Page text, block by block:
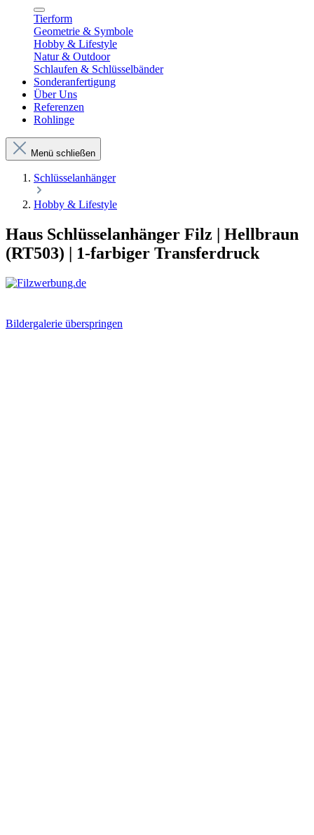
Tierform
Geometrie & Symbole
Hobby & Lifestyle
Natur & Outdoor
Schlaufen & Schlüsselbänder
Sonderanfertigung
Über Uns
Referenzen
Rohlinge
Menü schließen
Schlüsselanhänger
Hobby & Lifestyle
Haus Schlüsselanhänger Filz | Hellbraun
(RT503) | 1-farbiger Transferdruck
Bildergalerie überspringen